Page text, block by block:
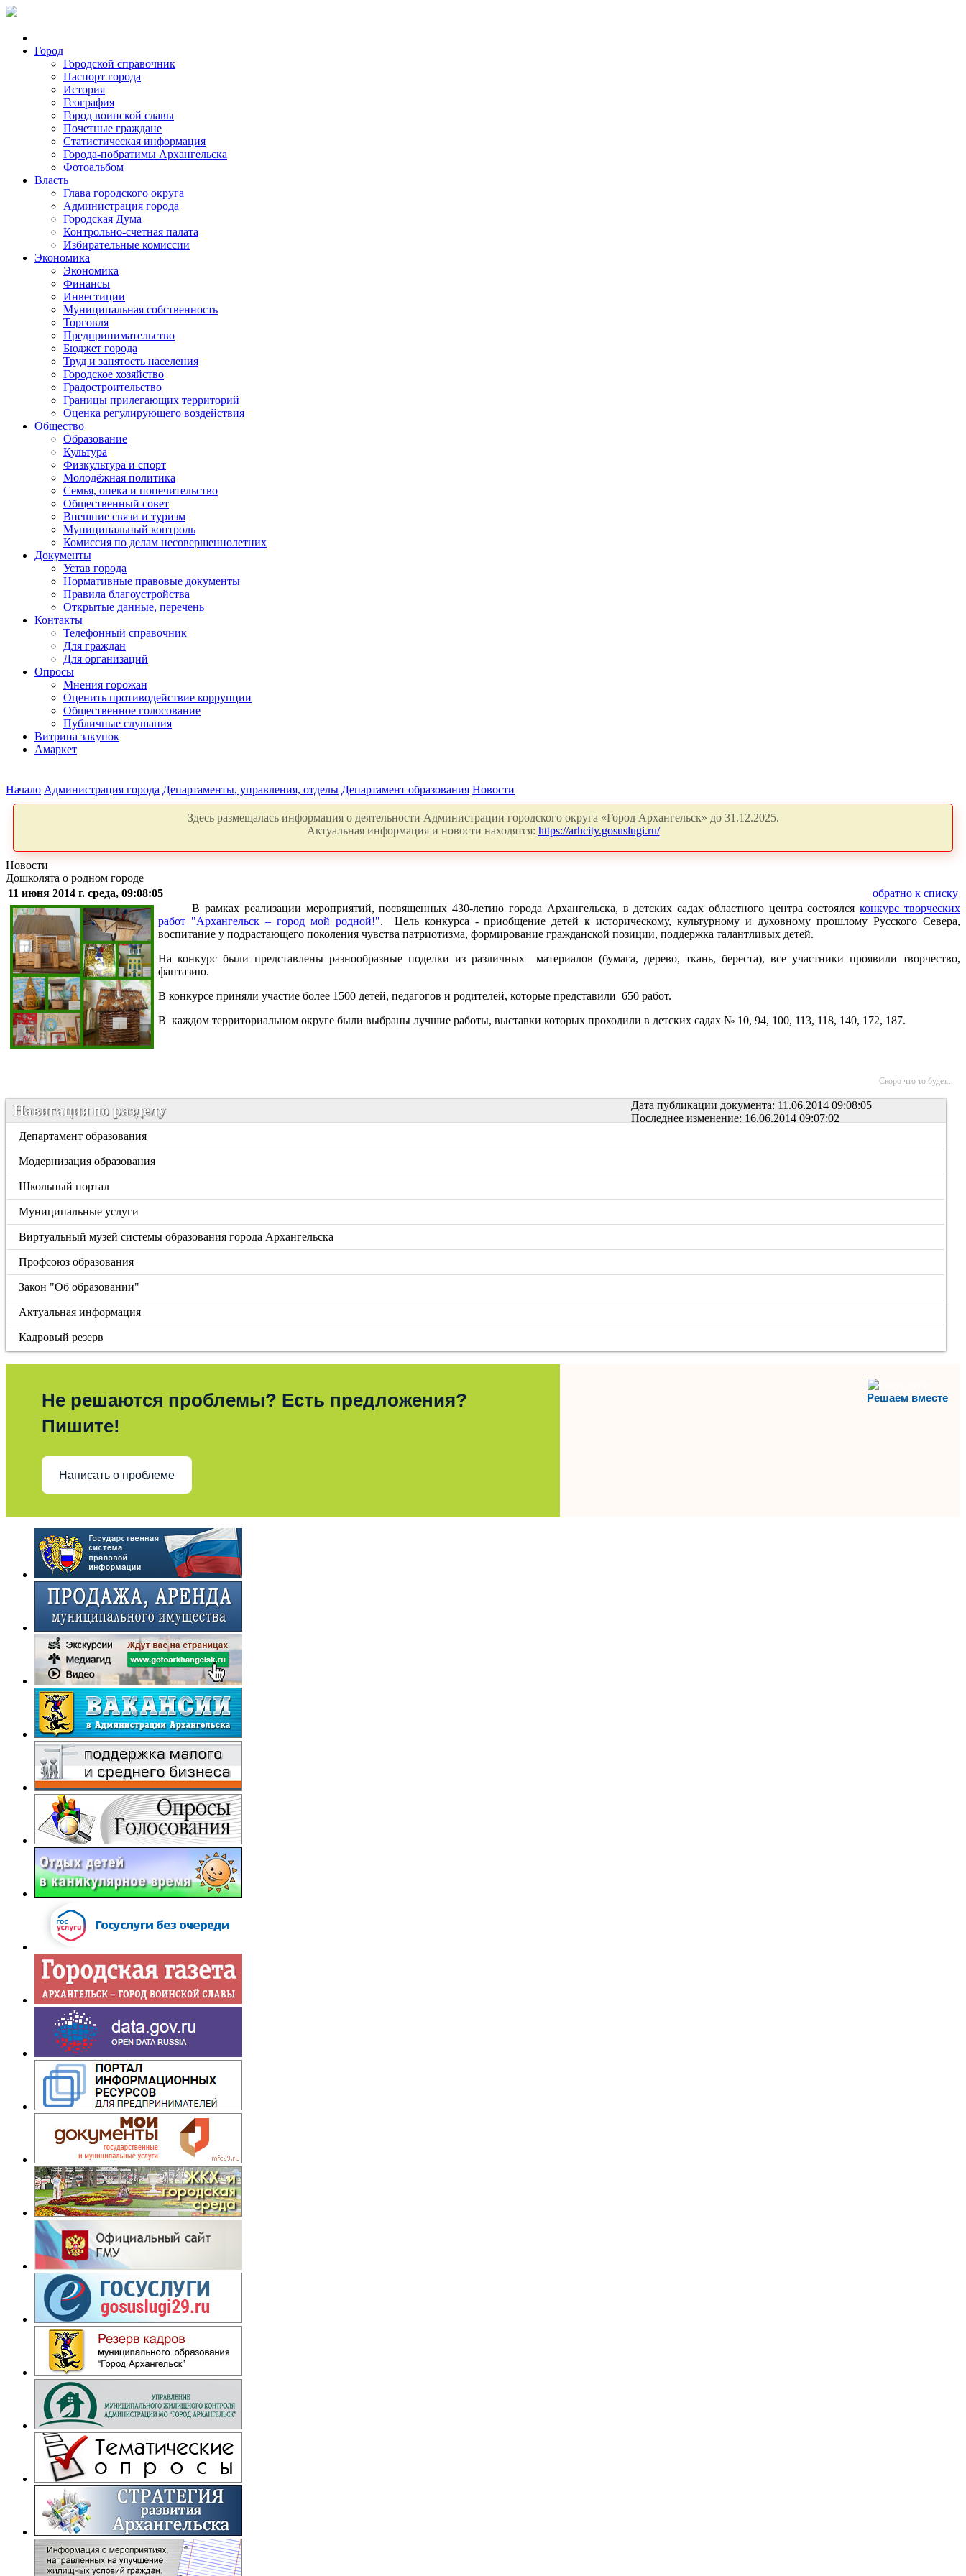
Город
Городской справочник
Паспорт города
История
География
Город воинской славы
Почетные граждане
Статистическая информация
Города-побратимы Архангельска
Фотоальбом
Власть
Глава городского округа
Администрация города
Городская Дума
Контрольно-счетная палата
Избирательные комиссии
Экономика
Экономика
Финансы
Инвестиции
Муниципальная собственность
Торговля
Предпринимательство
Бюджет города
Труд и занятость населения
Городское хозяйство
Градостроительство
Границы прилегающих территорий
Оценка регулирующего воздействия
Общество
Образование
Культура
Физкультура и спорт
Молодёжная политика
Семья, опека и попечительство
Общественный совет
Внешние связи и туризм
Муниципальный контроль
Комиссия по делам несовершеннолетних
Документы
Устав города
Нормативные правовые документы
Правила благоустройства
Открытые данные, перечень
Контакты
Телефонный справочник
Для граждан
Для организаций
Опросы
Мнения горожан
Оценить противодействие коррупции
Общественное голосование
Публичные слушания
Витрина закупок
Амаркет
Начало Администрация города Департаменты, управления, отделы Департамент образования Новости
Здесь размещалась информация о деятельности Администрации городского округа «Город Архангельск» до 31.12.2025.
Актуальная информация и новости находятся: https://arhcity.gosuslugi.ru/
Новости
Дошколята о родном городе
11 июня 2014 г. среда, 09:08:05
обратно к списку
В рамках реализации мероприятий, посвященных 430-летию города Архангельска, в детских садах областного центра состоялсяконкурс творческих
работ "Архангельск – город мой родной!". Цель конкурса - приобщение детей к историческому, культурному и духовному прошлому Русского Севера,
воспитание у подрастающего поколения чувства патриотизма, формирование гражданской позиции, поддержка талантливых детей.
На конкурс были представлены разнообразные поделки из различных материалов (бумага, дерево, ткань, береста), все участники проявили творчество,
фантазию.
В конкурсе приняли участие более 1500 детей, педагогов и родителей, которые представили 650 работ.
В каждом территориальном округе были выбраны лучшие работы, выставки которых проходили в детских садах № 10, 94, 100, 113, 118, 140, 172, 187.
Скоро что то будет...
Дата публикации документа: 11.06.2014 09:08:05
Последнее изменение: 16.06.2014 09:07:02
Навигация по разделу
Департамент образования
Модернизация образования
Школьный портал
Муниципальные услуги
Виртуальный музей системы образования города Архангельска
Профсоюз образования
Закон "Об образовании"
Актуальная информация
Кадровый резерв
Решаем вместе
Не решаются проблемы? Есть предложения?
Пишите!
Написать о проблеме